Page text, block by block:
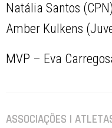
Natália Santos
Amber Kulkens
MVP – Eva
ASSOCIAÇÕES |